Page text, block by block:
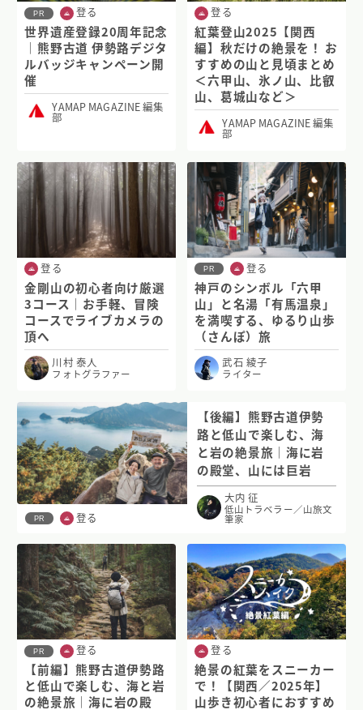
PR 登る
世界遺産登録20周年記念
｜熊野古道 伊勢路デジタ
ルバッジキャンペーン開
催
YAMAP MAGAZINE 編集
部
登る
紅葉登山2025【関西
編】秋だけの絶景を！ お
すすめの山と見頃まとめ
＜六甲山、氷ノ山、比叡
山、葛城山など＞
YAMAP MAGAZINE 編集
部
登る
金剛山の初心者向け厳選
3コース｜お手軽、冒険
コースでライブカメラの
頂へ
川村 泰人
フォトグラファー
PR 登る
神戸のシンボル「六甲
山」と名湯「有馬温泉」
を満喫する、ゆるり山歩
（さんぽ）旅
武石 綾子
ライター
PR 登る
【後編】熊野古道伊勢
路と低山で楽しむ、海
と岩の絶景旅｜海に岩
の殿堂、山には巨岩
大内 征
低山トラベラー／山旅文
筆家
PR 登る
【前編】熊野古道伊勢路
と低山で楽しむ、海と岩
の絶景旅｜海に岩の殿
登る
絶景の紅葉をスニーカー
で！【関西／2025年】
山歩き初心者におすすめ